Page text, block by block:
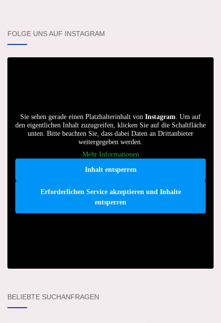
FOLGE UNS AUF INSTAGRAM
Sie sehen gerade einen Platzhalterinhalt von Instagram. Um auf
den eigentlichen Inhalt zuzugreifen, klicken Sie auf die Schaltfläche
unten. Bitte beachten Sie, dass dabei Daten an Drittanbieter
weitergegeben werden.
Mehr Informationen
Inhalt entsperren
Erforderlichen Service akzeptieren und Inhalte
entsperren
BELIEBTE SUCHANFRAGEN